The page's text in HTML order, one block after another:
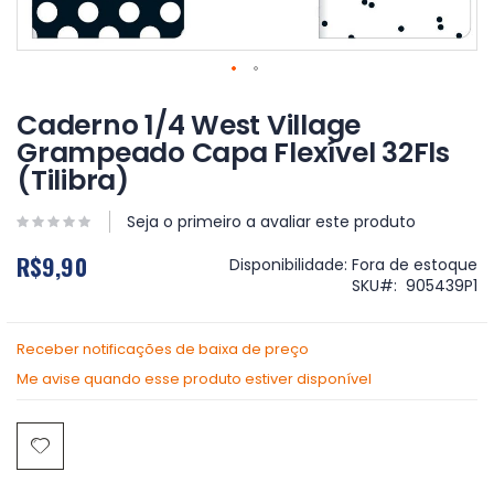
para
o
início
da
Galeria
de
imagens
Caderno 1/4 West Village
Grampeado Capa Flexível 32Fls
(Tilibra)
Seja o primeiro a avaliar este produto
R$9,90 Disponibilidade: Fora de estoque
SKU
905439P1
Receber notificações de baixa de preço
Me avise quando esse produto estiver disponível